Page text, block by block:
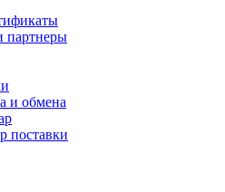
партнеры
и обмена
поставки